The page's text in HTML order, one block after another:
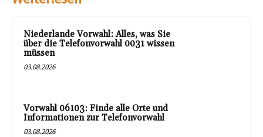
Niederlande Vorwahl: Alles, was Sie
über die Telefonvorwahl 0031 wissen
müssen
03.08.2026
Vorwahl 06103: Finde alle Orte und
Informationen zur Telefonvorwahl
03.08.2026